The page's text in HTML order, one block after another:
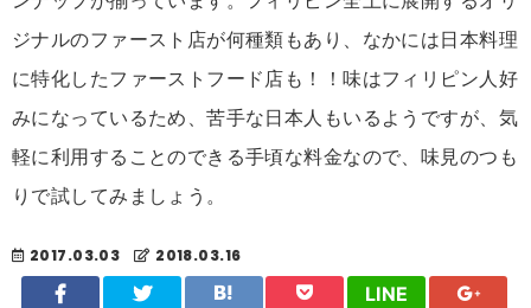
ジナルのファースト店が何種類もあり、なかには日本料理
に特化したファーストフード店も！！味はフィリピン人好
みになっているため、苦手な日本人もいるようですが、気
軽に利用することのできる手頃な料金なので、味見のつも
りで試してみましょう。
2017.03.03 2018.03.16
LINE